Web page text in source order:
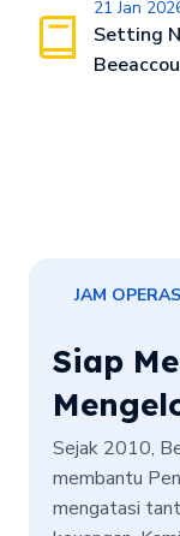
21 Jan
Setting
JAM
Siap
Sejak 2010,
membantu
mengatasi